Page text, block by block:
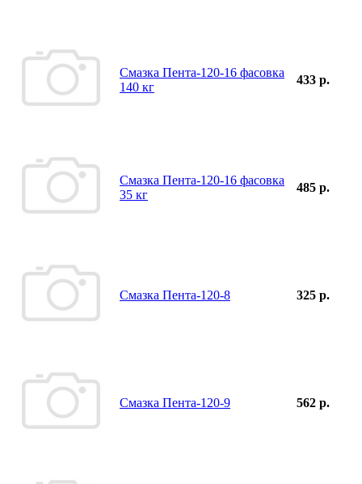
Смазка Пента-120-16 фасовка
140 кг
433 р.
Смазка Пента-120-16 фасовка
35 кг
485 р.
Смазка Пента-120-8 325 р.
Смазка Пента-120-9 562 р.